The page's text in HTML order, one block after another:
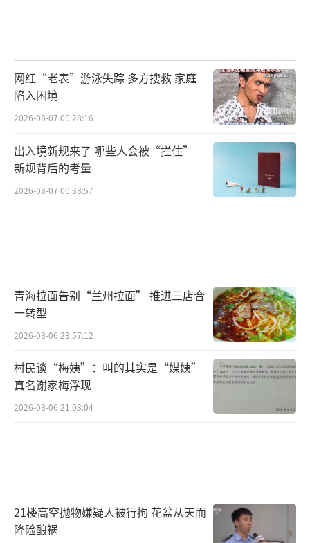
网红“老表”游泳失踪 多方搜救 家庭
陷入困境
2026-08-07 00:28:16
出入境新规来了 哪些人会被“拦住”
新规背后的考量
2026-08-07 00:38:57
青海拉面告别“兰州拉面” 推进三店合
一转型
2026-08-06 23:57:12
村民谈“梅姨”：叫的其实是“媒姨”
真名谢家梅浮现
2026-08-06 21:03:04
21楼高空抛物嫌疑人被行拘 花盆从天而
降险酿祸